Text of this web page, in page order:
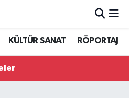
KÜLTÜR SANAT RÖPORTAJ
Eczaneler